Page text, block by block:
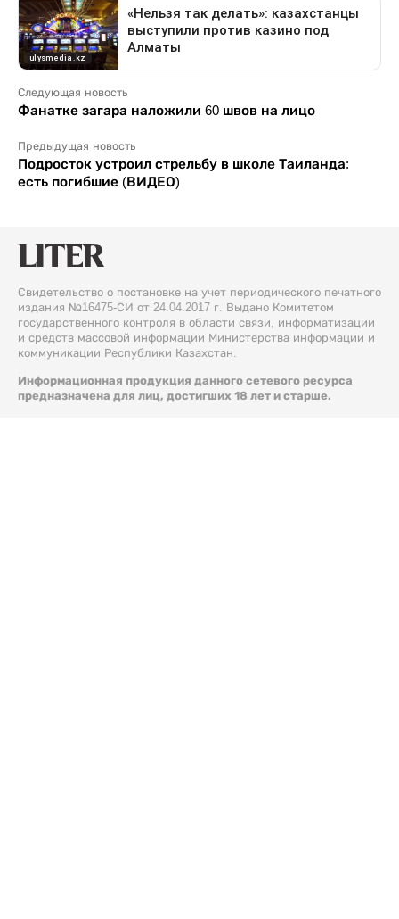
Следующая новость
Фанатке загара наложили 60 швов на лицо
Предыдущая новость
Подросток устроил стрельбу в школе Таиланда:
есть погибшие (ВИДЕО)
Свидетельство о постановке на учет периодического печатного
издания №16475-СИ от 24.04.2017 г. Выдано Комитетом
государственного контроля в области связи, информатизации
и средств массовой информации Министерства информации и
коммуникации Республики Казахстан.
Информационная продукция данного сетевого ресурса
предназначена для лиц, достигших 18 лет и старше.